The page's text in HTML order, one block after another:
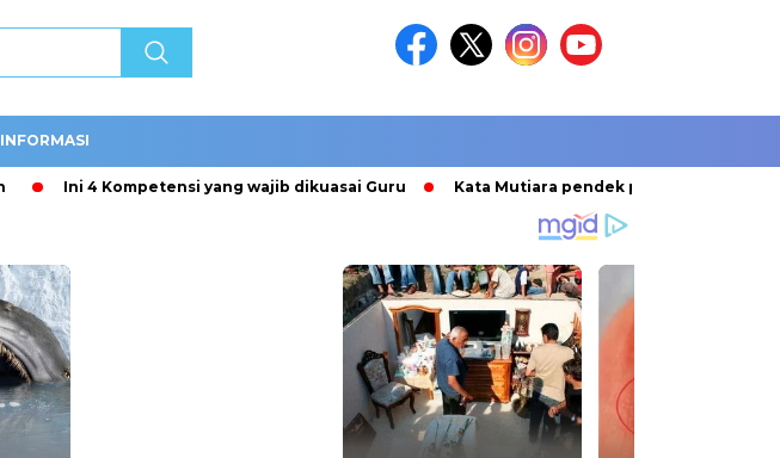
INFORMASI
Ini 4 Kompetensi yang wajib dikuasai Guru Kata Mutiara pendek penyemangat kuliah